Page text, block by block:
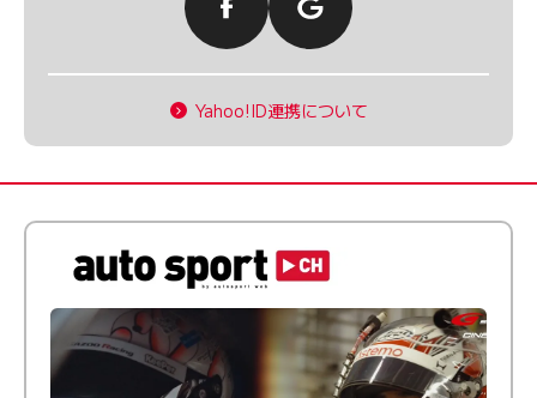
Yahoo!ID連携について